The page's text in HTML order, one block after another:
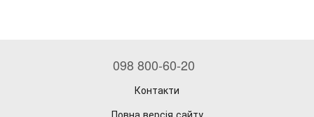
098 800-60-20
Контакти
Повна версія сайту